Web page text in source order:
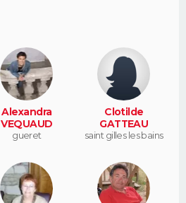
Alexandra
VEQUAUD
gueret
Clotilde
GATTEAU
saint gilles les bains